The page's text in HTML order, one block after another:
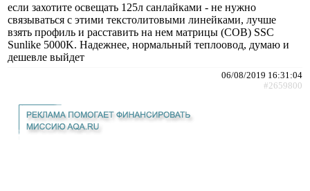
если захотите освещать 125л санлайками - не нужно
связываться с этими текстолитовыми линейками, лучше
взять профиль и расставить на нем матрицы (COB) SSC
Sunlike 5000K. Надежнее, нормальный теплоовод, думаю и
дешевле выйдет
06/08/2019 16:31:04
#2659800